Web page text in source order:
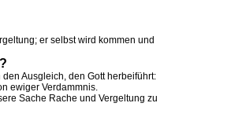
er selbst wird kommen und
Ausgleich, den Gott herbeiführt:
ewiger Verdammnis.
Sache Rache und Vergeltung zu